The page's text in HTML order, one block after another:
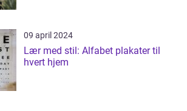
09 april 2024
Lær med stil: Alfabet plakater til
hvert hjem